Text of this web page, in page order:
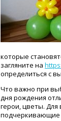
которые
загляните на
определиться с
Что важно при
дня рождения
герои, цветы.
подчеркивающие